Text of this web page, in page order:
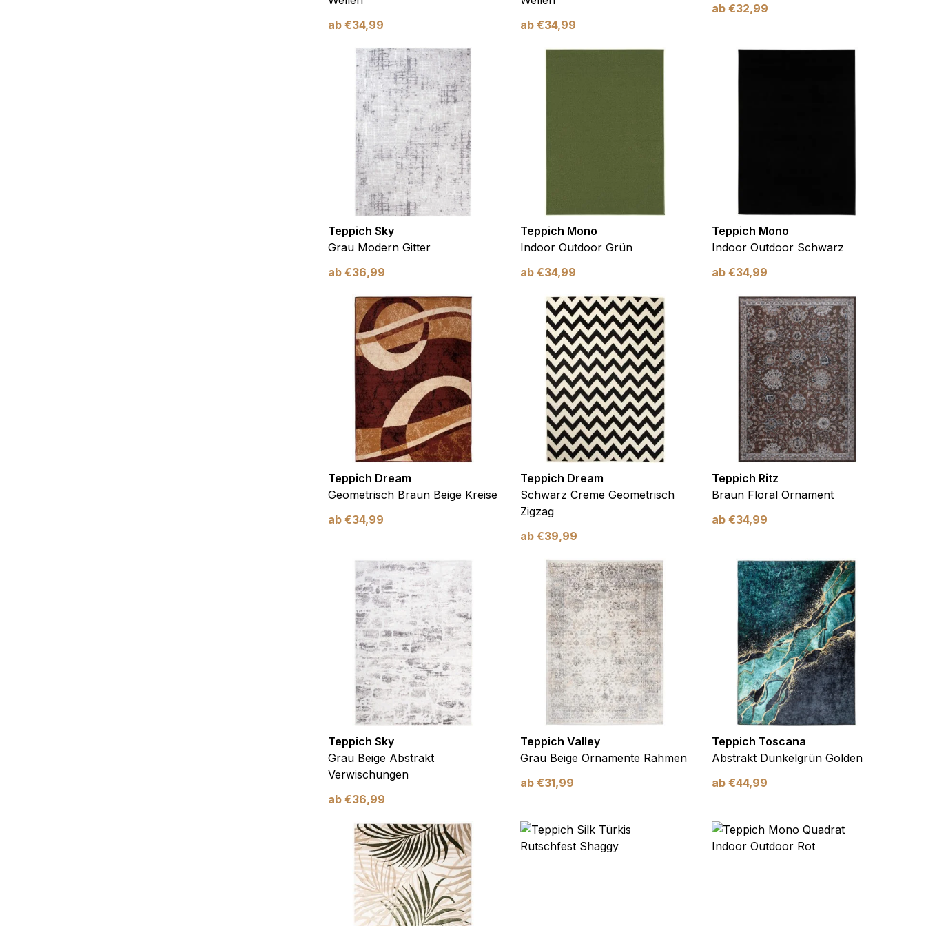
ab €34,99
ab €34,99
ab€32,99
Teppich Sky
Grau Modern Gitter
ab €36,99
Teppich Mono
Indoor Outdoor Grün
ab €34,99
Teppich Mono
Indoor Outdoor Schwarz
ab€34,99
Teppich Dream
Geometrisch Braun Beige Kreise
ab €34,99
Teppich Dream
Schwarz Creme Geometrisch
Zigzag
ab €39,99
Teppich Ritz
Braun Floral Ornament
ab€34,99
Teppich Sky
Grau Beige Abstrakt
Verwischungen
ab €36,99
Teppich Valley
Grau Beige Ornamente Rahmen
ab €31,99
Teppich Toscana
Abstrakt Dunkelgrün Golden
ab€44,99
Statistik-Cookies helfen Website-Betreibern zu verstehen, wie sich verschiedene Benutzer auf der Website verhalten,
indem sie anonyme Informationen sammeln und melden.
Marketing-Cookies werden verwendet, um Benutzer über Websites hinweg zu verfolgen. Das Ziel ist es, Anzeigen
anzuzeigen, die für den einzelnen Benutzer relevant und ansprechend sind und somit wertvoller für Herausgeber und
Andere nicht kategorisierte Cookies sind solche, die analysiert werden und noch keiner Kategorie zugeordnet wurden.